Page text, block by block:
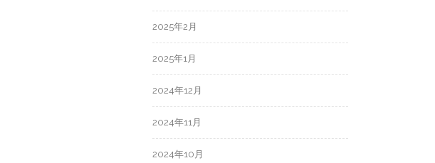
2025年2月
2025年1月
2024年12月
2024年11月
2024年10月